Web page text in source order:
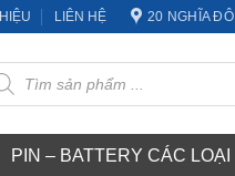
LIÊN HỆ 20 NGHĨA ĐÔ
PIN – BATTERY CÁC LOẠI